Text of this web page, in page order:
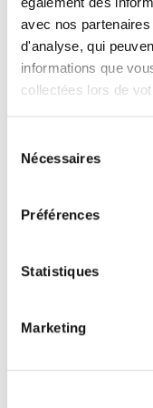
avec nos
d'analyse, qui
informations que
collectées lors de
Nécessaires
Préférences
Statistiques
Marketing
Facturation
De quel